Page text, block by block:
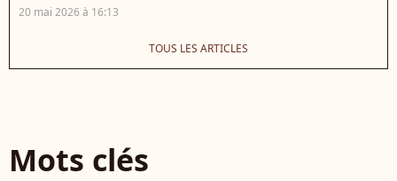
20 mai 2026 à 16:13
TOUS LES ARTICLES
Mots clés